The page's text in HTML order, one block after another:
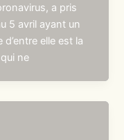
a pris
5 avril ayant un
elle est la
ne